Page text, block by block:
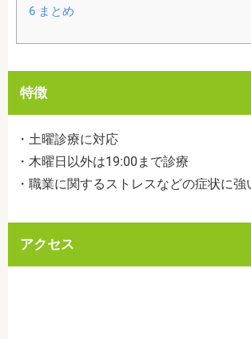
6まとめ
特徴
・土曜診療に対応
・木曜日以外は19:00まで診療
・職業に関するストレスなどの症状に強
アクセス